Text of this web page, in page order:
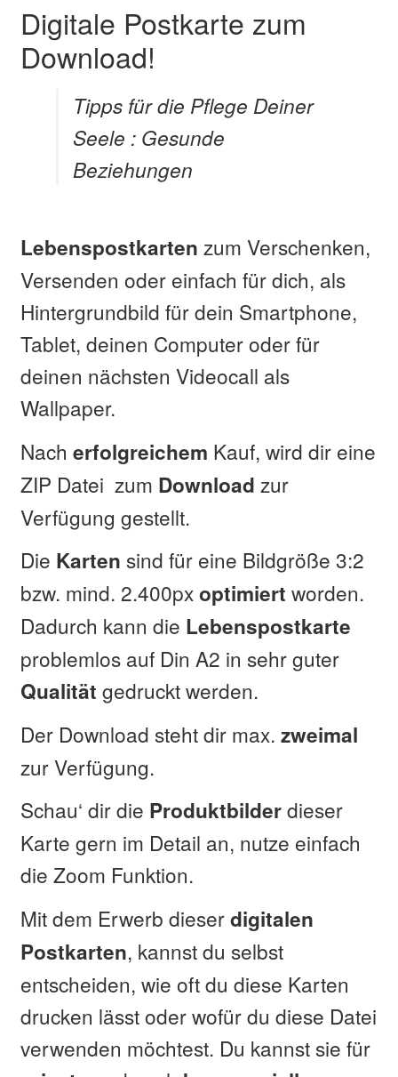
Digitale Postkarte zum
Download!
Tipps für die Pflege Deiner
Seele : Gesunde
Beziehungen
Lebenspostkarten zum Verschenken,
Versenden oder einfach für dich, als
Hintergrundbild für dein Smartphone,
Tablet, deinen Computer oder für
deinen nächsten Videocall als
Wallpaper.
Nach erfolgreichem Kauf, wird dir eine
ZIP Datei zum Download zur
Verfügung gestellt.
Die Karten sind für eine Bildgröße 3:2
bzw. mind. 2.400pxoptimiert worden.
Dadurch kann die Lebenspostkarte
problemlos auf Din A2 in sehr guter
Qualität gedruckt werden.
Der Download steht dir max. zweimal
zur Verfügung.
Schau‘ dir die Produktbilderdieser
Karte gern im Detail an, nutze einfach
die Zoom Funktion.
Mit dem Erwerb dieserdigitalen
Postkarten, kannst du selbst
entscheiden, wie oft du diese Karten
drucken lässt oder wofür du diese Datei
verwenden möchtest. Du kannst sie für